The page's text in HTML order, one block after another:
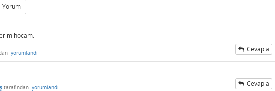
Yorum
hocam.
yorumlandı Cevapla
tarafından yorumlandı Cevapla